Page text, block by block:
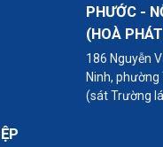
PHƯỚC -
(HOÀ
186 Nguyễn
Ninh,
(sát Trường